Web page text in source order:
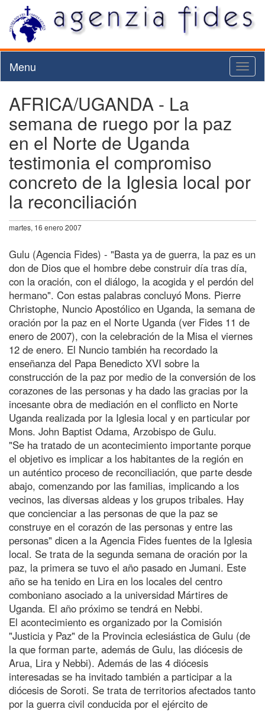
Menu
AFRICA/UGANDA - La
semana de ruego por la paz
en el Norte de Uganda
testimonia el compromiso
concreto de la Iglesia local por
la reconciliación
martes, 16 enero 2007
Gulu (Agencia Fides) - "Basta ya de guerra, la paz es un
don de Dios que el hombre debe construir día tras día,
con la oración, con el diálogo, la acogida y el perdón del
hermano". Con estas palabras concluyó Mons. Pierre
Christophe, Nuncio Apostólico en Uganda, la semana de
oración por la paz en el Norte Uganda (ver Fides 11 de
enero de 2007), con la celebración de la Misa el viernes
12 de enero. El Nuncio también ha recordado la
enseñanza del Papa Benedicto XVI sobre la
construcción de la paz por medio de la conversión de los
corazones de las personas y ha dado las gracias por la
incesante obra de mediación en el conflicto en Norte
Uganda realizada por la Iglesia local y en particular por
Mons. John Baptist Odama, Arzobispo de Gulu.
"Se ha tratado de un acontecimiento importante porque
el objetivo es implicar a los habitantes de la región en
un auténtico proceso de reconciliación, que parte desde
abajo, comenzando por las familias, implicando a los
vecinos, las diversas aldeas y los grupos tribales. Hay
que concienciar a las personas de que la paz se
construye en el corazón de las personas y entre las
personas" dicen a la Agencia Fides fuentes de la Iglesia
local. Se trata de la segunda semana de oración por la
paz, la primera se tuvo el año pasado en Jumani. Este
año se ha tenido en Lira en los locales del centro
comboniano asociado a la universidad Mártires de
Uganda. El año próximo se tendrá en Nebbi.
El acontecimiento es organizado por la Comisión
"Justicia y Paz" de la Provincia eclesiástica de Gulu (de
la que forman parte, además de Gulu, las diócesis de
Arua, Lira y Nebbi). Además de las 4 diócesis
interesadas se ha invitado también a participar a la
diócesis de Soroti. Se trata de territorios afectados tanto
por la guerra civil conducida por el ejército de